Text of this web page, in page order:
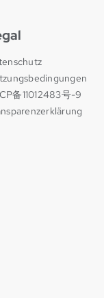
备11012483号-9